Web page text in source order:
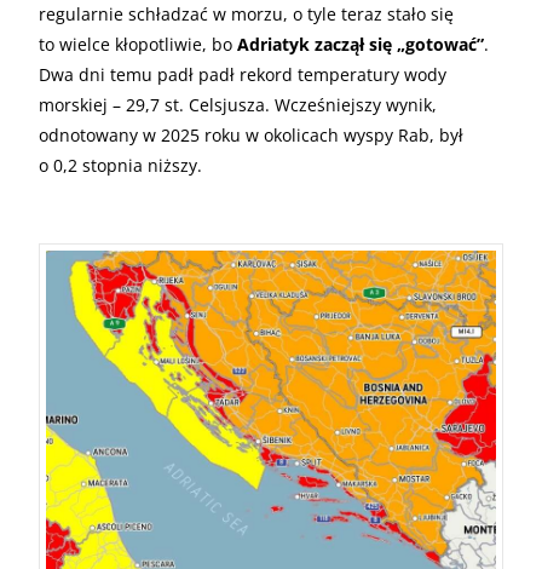
regularnie schładzać w morzu, o tyle teraz stało się
to wielce kłopotliwie, bo Adriatyk zaczął się „gotować”.
Dwa dni temu padł padł rekord temperatury wody
morskiej – 29,7 st. Celsjusza. Wcześniejszy wynik,
odnotowany w 2025 roku w okolicach wyspy Rab, był
o 0,2 stopnia niższy.